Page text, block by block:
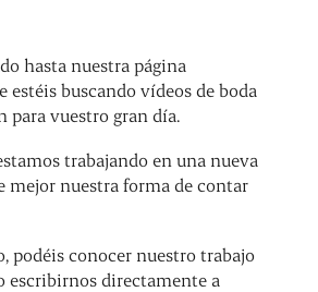
hasta nuestra página
estéis buscando vídeos de boda
para vuestro gran día.
trabajando en una nueva
mejor nuestra forma de contar
podéis conocer nuestro trabajo
escribirnos directamente a